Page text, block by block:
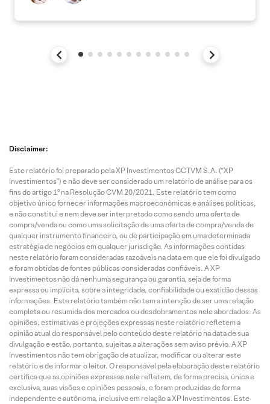
Disclaimer:
Este relatório foi preparado pela XP Investimentos CCTVM S.A. (“XP
Investimentos”) e não deve ser considerado um relatório de análise para os
fins do artigo 1º na Resolução CVM 20/2021. Este relatório tem como
objetivo único fornecer informações macroeconômicas e análises políticas,
e não constitui e nem deve ser interpretado como sendo uma oferta de
compra/venda ou como uma solicitação de uma oferta de compra/venda de
qualquer instrumento financeiro, ou de participação em uma determinada
estratégia de negócios em qualquer jurisdição. As informações contidas
neste relatório foram consideradas razoáveis na data em que ele foi divulgado
e foram obtidas de fontes públicas consideradas confiáveis. A XP
Investimentos não dá nenhuma segurança ou garantia, seja de forma
expressa ou implícita, sobre a integridade, confiabilidade ou exatidão dessas
informações. Este relatório também não tem a intenção de ser uma relação
completa ou resumida dos mercados ou desdobramentos nele abordados. As
opiniões, estimativas e projeções expressas neste relatório refletem a
opinião atual do responsável pelo conteúdo deste relatório na data de sua
divulgação e estão, portanto, sujeitas a alterações sem aviso prévio. A XP
Investimentos não tem obrigação de atualizar, modificar ou alterar este
relatório e de informar o leitor. O responsável pela elaboração deste relatório
certifica que as opiniões expressas nele refletem, de forma precisa, única e
exclusiva, suas visões e opiniões pessoais, e foram produzidas de forma
independente e autônoma, inclusive em relação a XP Investimentos. Este